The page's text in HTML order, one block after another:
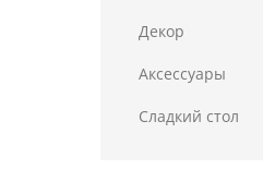
Декор
Аксессуары
Сладкий стол